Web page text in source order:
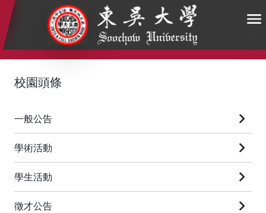
:::
校園頭條
一般公告
學術活動
學生活動
徵才公告